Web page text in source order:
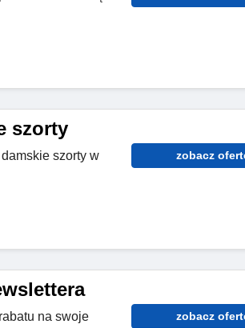
szorty
szorty w
zobacz
na swoje
zobacz